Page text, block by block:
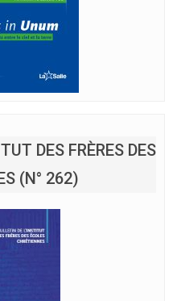
DES FRÈRES DES
(N° 262)